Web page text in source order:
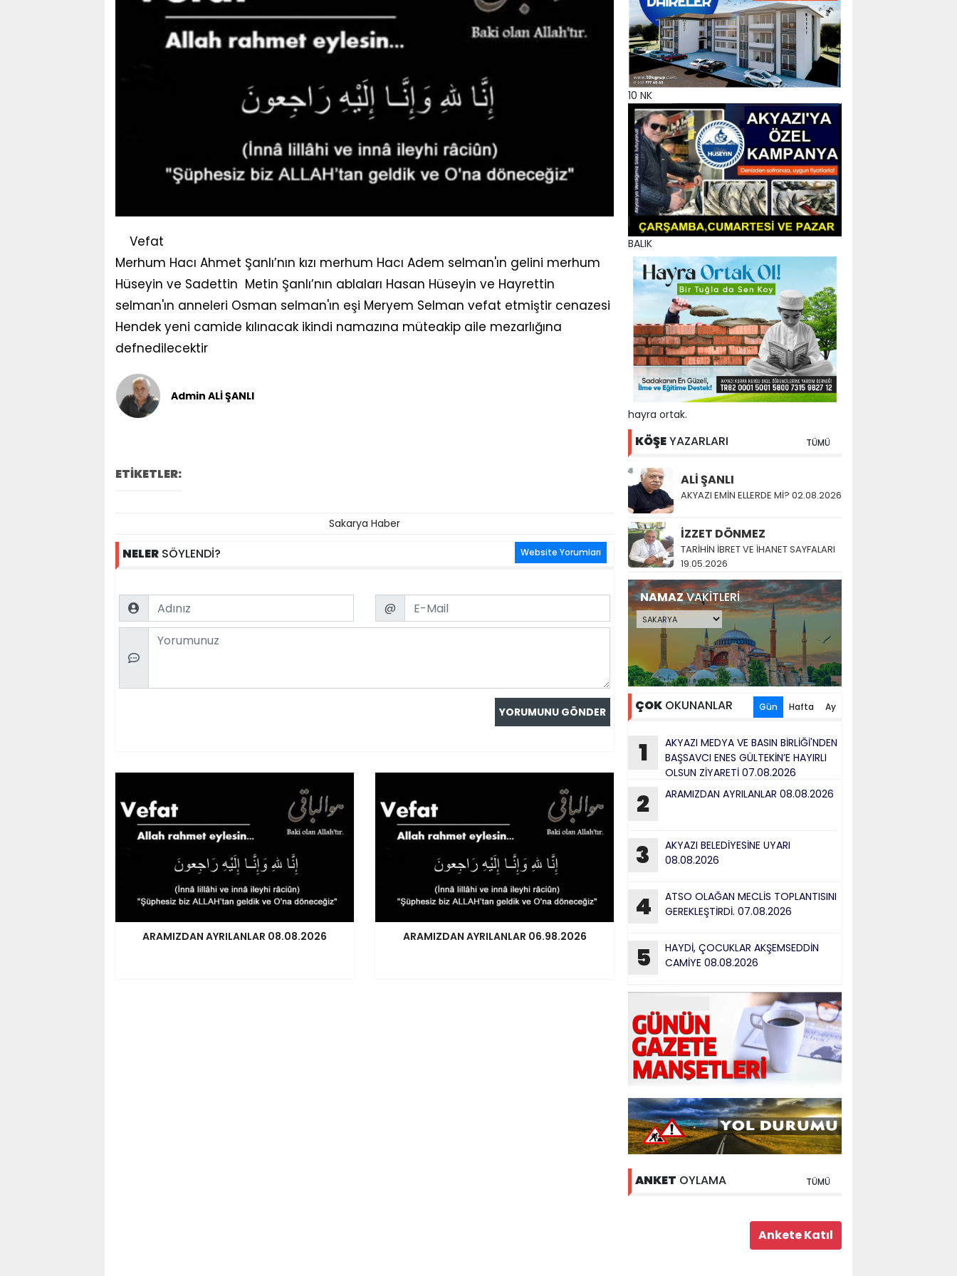
Vefat
Merhum Hacı Ahmet Şanlı’nın kızı merhum Hacı Adem selman'ın gelini merhum
Hüseyin ve Sadettin Metin Şanlı’nın ablaları Hasan Hüseyin ve Hayrettin
selman'ın anneleri Osman selman'ın eşi Meryem Selman vefat etmiştir cenazesi
Hendek yeni camide kılınacak ikindi namazına müteakip aile mezarlığına
defnedilecektir
Admin ALİ ŞANLI
ETİKETLER:
Sakarya Haber
NELER SÖYLENDİ? Website Yorumları
Name Email
@
Comment
ARAMIZDAN AYRILANLAR 08.08.2026 ARAMIZDAN AYRILANLAR 06.98.2026
10 NK
BALIK
hayra ortak.
KÖŞEYAZARLARI TÜMÜ
ALİ ŞANLI
AKYAZI EMİN ELLERDE Mİ? 02.08.2026
İZZET DÖNMEZ
TARİHİN İBRET VE İHANET SAYFALARI
19.05.2026
NAMAZVAKİTLERİ
ÇOK OKUNANLAR Gün Hafta Ay
1
AKYAZI MEDYA VE BASIN BİRLİĞİ'NDEN
BAŞSAVCI ENES GÜLTEKİN’E HAYIRLI
OLSUN ZİYARETİ 07.08.2026
2 ARAMIZDAN AYRILANLAR 08.08.2026
3
AKYAZI BELEDİYESİNE UYARI
08.08.2026
4
ATSO OLAĞAN MECLİS TOPLANTISINI
GEREKLEŞTİRDİ. 07.08.2026
5
HAYDİ, ÇOCUKLAR AKŞEMSEDDİN
CAMİYE 08.08.2026
ANKET OYLAMA TÜMÜ